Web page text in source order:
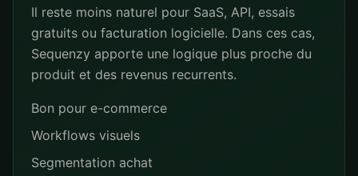
Il reste moins naturel pour SaaS, API, essais
gratuits ou facturation logicielle. Dans ces cas,
Sequenzy apporte une logique plus proche du
produit et des revenus recurrents.
Bon pour e-commerce
Workflows visuels
Segmentation achat